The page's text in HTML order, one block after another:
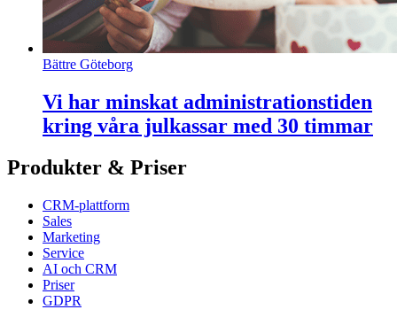
Bättre Göteborg
Vi har minskat administrationstiden
kring våra julkassar med 30 timmar
Produkter & Priser
CRM-plattform
Sales
Marketing
Service
AI och CRM
Priser
GDPR